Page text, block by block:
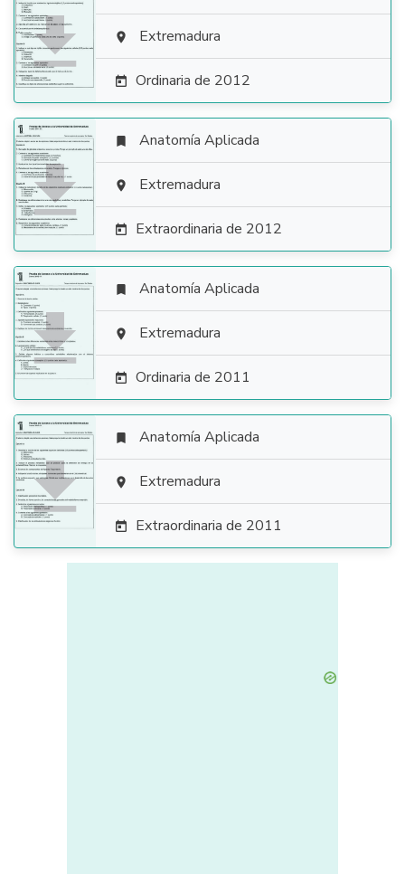
  Extremadura
 Ordinaria de 2012

 Anatomía Aplicada
 Extremadura
 Extraordinaria de 2012

 Anatomía Aplicada
 Extremadura
 Ordinaria de 2011

 Anatomía Aplicada
 Extremadura
 Extraordinaria de 2011